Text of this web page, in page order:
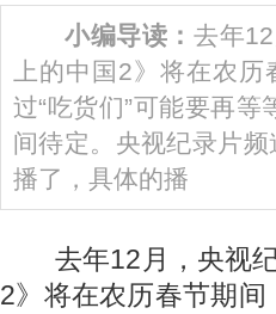
小编导读： 去年
上的中国2》将在农历
过“吃货们”可能要再
间待定。央视纪录片
播了，具体的播
去年12月，央视纪
2》将在农历春节期